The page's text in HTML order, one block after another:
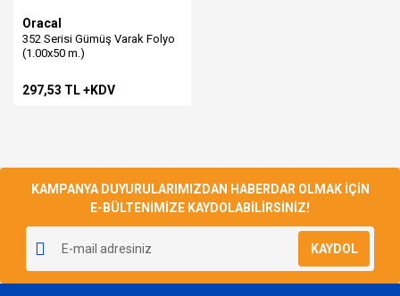
Oracal
352 Serisi Gümüş Varak Folyo
(1.00x50 m.)
297,53 TL +KDV
KAMPANYA DUYURULARIMIZDAN HABERDAR OLMAK İÇİN
E-BÜLTENİMİZE KAYDOLABİLİRSİNİZ!
KAYDOL